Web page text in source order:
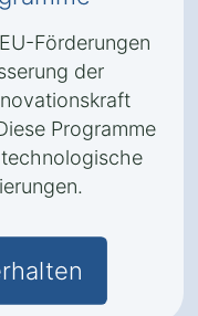
Förderungen
der
Programme